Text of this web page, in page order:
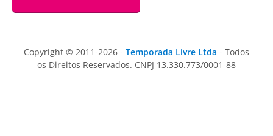
Copyright © 2011-2026 - Temporada Livre Ltda - Todos
os Direitos Reservados. CNPJ 13.330.773/0001-88